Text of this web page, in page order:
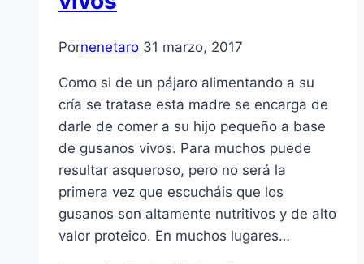
Pornenetaro 31 marzo, 2017
Como si de un pájaro alimentando a su
cría se tratase esta madre se encarga de
darle de comer a su hijo pequeño a base
de gusanos vivos. Para muchos puede
resultar asqueroso, pero no será la
primera vez que escucháis que los
gusanos son altamente nutritivos y de alto
valor proteico. En muchos lugares…